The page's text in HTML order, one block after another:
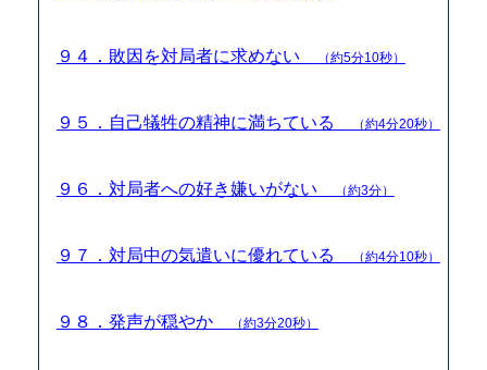
９４．敗因を対局者に求めない （約5分10秒）
９５．自己犠牲の精神に満ちている （約4分20秒）
９６．対局者への好き嫌いがない （約3分）
９７．対局中の気遣いに優れている （約4分10秒）
９８．発声が穏やか （約3分20秒）